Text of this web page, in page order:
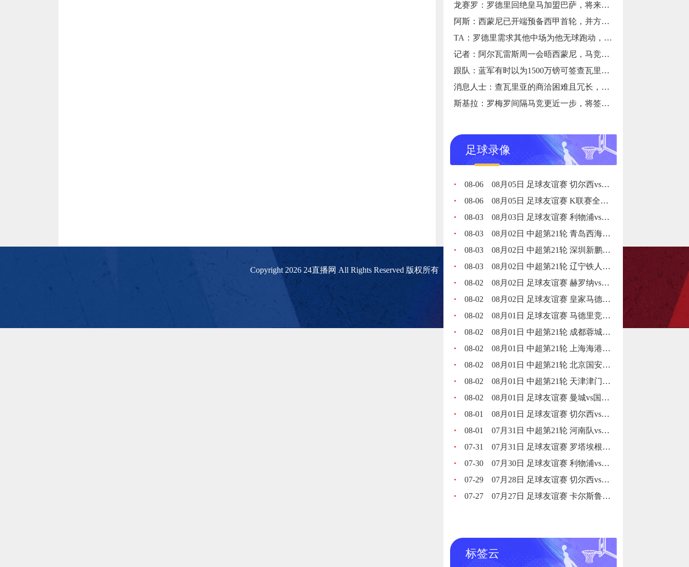
龙赛罗：罗德里回绝皇马加盟巴萨，将来会懊悔
阿斯：西蒙尼已开端预备西甲首轮，并方案让阿尔瓦雷斯出战
TA：罗德里需求其他中场为他无球跑动，巴萨比皇马更适合他
记者：阿尔瓦雷斯周一会晤西蒙尼，马竞仍将他视作项目的中心
跟队：蓝军有时以为1500万镑可签查瓦里亚，有时却被要价4200万
消息人士：查瓦里亚的商洽困难且冗长，巴列卡诺曾多次变卦
斯基拉：罗梅罗间隔马竞更近一步，将签约5年&年薪600万欧
足球录像
· 08-06
08月05日 足球友谊赛 切尔西vs尤文图斯 全场录像回放
·
08-06
08月05日 足球友谊赛 K联赛全明星vs曼城 全场录像回放
·
08-03
08月03日 足球友谊赛 利物浦vs利兹联 全场录像回放
·
08-03
08月02日 中超第21轮 青岛西海岸vs青岛海牛 全场录像回放
·
08-03
08月02日 中超第21轮 深圳新鹏城vs重庆铜梁龙 全场录像回放
·
08-03
08月02日 中超第21轮 辽宁铁人vs上海申花 全场录像回放
·
08-02
08月02日 足球友谊赛 赫罗纳vs阿森纳 全场录像回放
·
08-02
08月02日 足球友谊赛 皇家马德里vs佛罗伦萨 全场录像回放
·
08-02
08月01日 足球友谊赛 马德里竞技vs曼联 全场录像回放
·
08-02
08月01日 中超第21轮 成都蓉城vs武汉三镇 全场录像回放
·
08-02
08月01日 中超第21轮 上海海港vs山东泰山 全场录像回放
·
08-02
08月01日 中超第21轮 北京国安vs浙江队 全场录像回放
·
08-02
08月01日 中超第21轮 天津津门虎vs云南玉昆 全场录像回放
·
08-02
08月01日 足球友谊赛 曼城vs国际米兰 全场录像回放
·
08-01
08月01日 足球友谊赛 切尔西vs热刺 全场录像回放
·
08-01
07月31日 中超第21轮 河南队vs大连英博 全场录像回放
·
07-31
07月31日 足球友谊赛 罗塔埃根vs拜仁慕尼黑 全场录像回放
·
07-30
07月30日 足球友谊赛 利物浦vs雷克瑟姆 全场录像回放
·
07-29
07月28日 足球友谊赛 切尔西vs西悉尼漫步者 全场录像回放
·
07-27 07月27日 足球友谊赛 卡尔斯鲁厄vs国际米兰 全场录像回放
标签云
Copyright 2026 24直播网 All Rights Reserved 版权所有